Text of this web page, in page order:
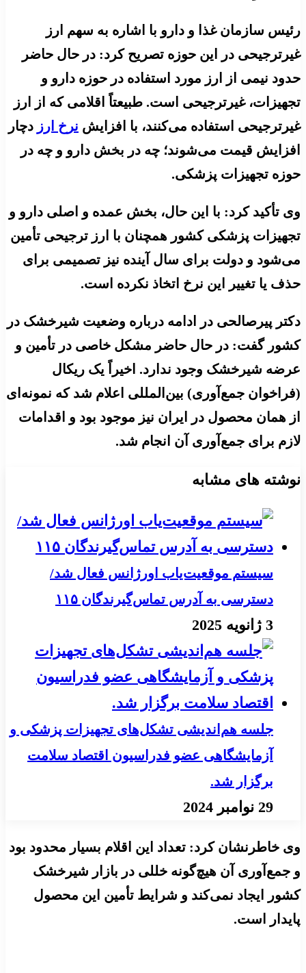
رئیس سازمان غذا و دارو با اشاره به سهم ارز
غیرترجیحی در این حوزه تصریح کرد: در حال حاضر
حدود نیمی از ارز مورد استفاده در حوزه دارو و
تجهیزات، غیرترجیحی است. طبیعتاً اقلامی که از ارز
غیرترجیحی استفاده می‌کنند، با افزایش نرخ ارز دچار
افزایش قیمت می‌شوند؛ چه در بخش دارو و چه در
حوزه تجهیزات پزشکی.
وی تأکید کرد: با این حال، بخش عمده و اصلی دارو و
تجهیزات پزشکی کشور همچنان با ارز ترجیحی تأمین
می‌شود و دولت برای سال آینده نیز تصمیمی برای
حذف یا تغییر این نرخ اتخاذ نکرده است.
دکتر پیرصالحی در ادامه درباره وضعیت شیرخشک در
کشور گفت: در حال حاضر مشکل خاصی در تأمین و
عرضه شیرخشک وجود ندارد. اخیراً یک ریکال
(فراخوان جمع‌آوری) بین‌المللی اعلام شد که نمونه‌ای
از همان محصول در ایران نیز موجود بود و اقدامات
لازم برای جمع‌آوری آن انجام شد.
نوشته های مشابه
سیستم موقعیت‌یاب اورژانس فعال شد/
دسترسی به آدرس تماس‌گیرندگان ۱۱۵
3 ژانویه 2025
جلسه هم‌اندیشی تشکل‌های تجهیزات پزشکی و
آزمایشگاهی عضو فدراسیون اقتصاد سلامت
برگزار شد.
29 نوامبر 2024
وی خاطرنشان کرد: تعداد این اقلام بسیار محدود بود
و جمع‌آوری آن هیچ‌گونه خللی در بازار شیرخشک
کشور ایجاد نمی‌کند و شرایط تأمین این محصول
پایدار است.